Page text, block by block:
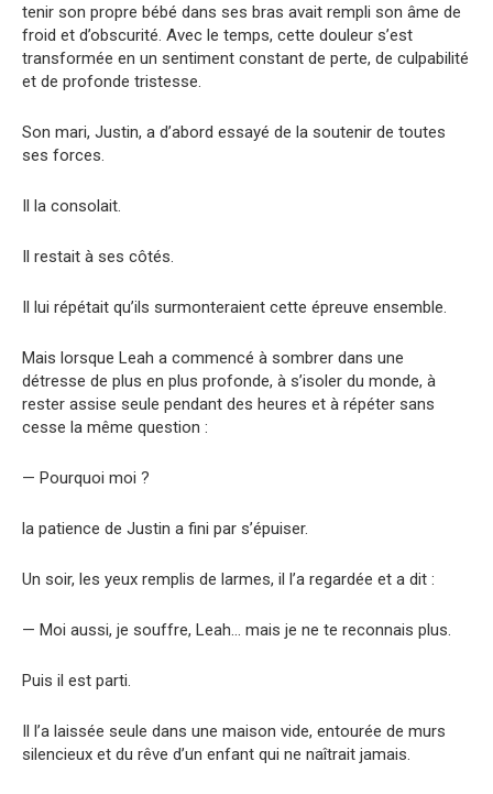
tenir son propre bébé dans ses bras avait rempli son âme de
froid et d’obscurité. Avec le temps, cette douleur s’est
transformée en un sentiment constant de perte, de culpabilité
et de profonde tristesse.
Son mari, Justin, a d’abord essayé de la soutenir de toutes
ses forces.
Il la consolait.
Il restait à ses côtés.
Il lui répétait qu’ils surmonteraient cette épreuve ensemble.
Mais lorsque Leah a commencé à sombrer dans une
détresse de plus en plus profonde, à s’isoler du monde, à
rester assise seule pendant des heures et à répéter sans
cesse la même question :
— Pourquoi moi ?
la patience de Justin a fini par s’épuiser.
Un soir, les yeux remplis de larmes, il l’a regardée et a dit :
— Moi aussi, je souffre, Leah… mais je ne te reconnais plus.
Puis il est parti.
Il l’a laissée seule dans une maison vide, entourée de murs
silencieux et du rêve d’un enfant qui ne naîtrait jamais.